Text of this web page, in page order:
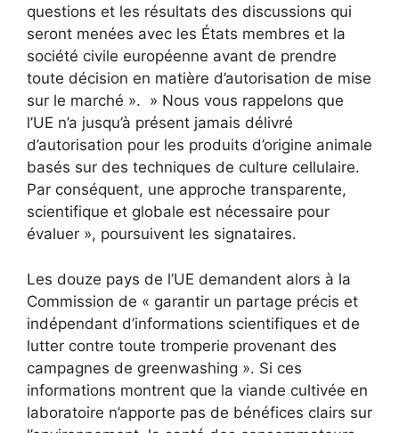
questions et les résultats des discussions qui
seront menées avec les États membres et la
société civile européenne avant de prendre
toute décision en matière d’autorisation de mise
sur le marché ». » Nous vous rappelons que
l’UE n’a jusqu’à présent jamais délivré
d’autorisation pour les produits d’origine animale
basés sur des techniques de culture cellulaire.
Par conséquent, une approche transparente,
scientifique et globale est nécessaire pour
évaluer », poursuivent les signataires.
Les douze pays de l’UE demandent alors à la
Commission de « garantir un partage précis et
indépendant d’informations scientifiques et de
lutter contre toute tromperie provenant des
campagnes de greenwashing ». Si ces
informations montrent que la viande cultivée en
laboratoire n’apporte pas de bénéfices clairs sur